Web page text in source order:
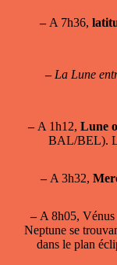
–A 7h36,
– La Lune
–A 1h12, Lune
BAL/BEL).
–A 3h32,
–A 8h05,
Neptune se
dans le plan